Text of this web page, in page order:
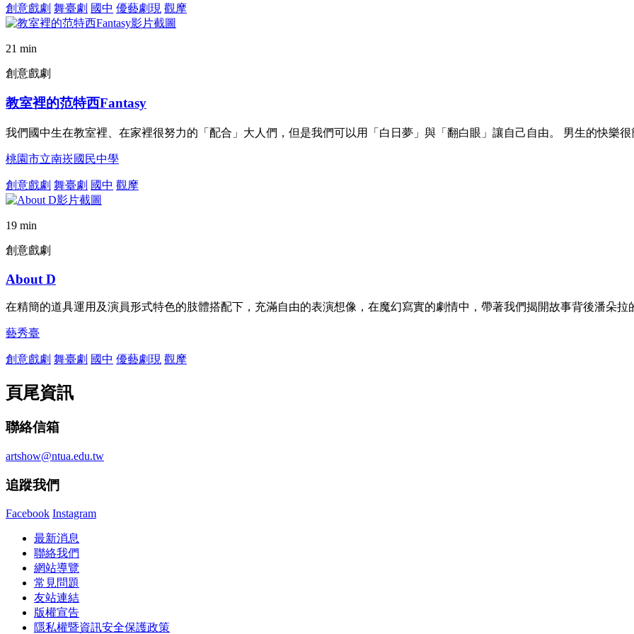
創意戲劇 舞臺劇 國中 優藝劇現 觀摩
21 min
創意戲劇
教室裡的范特西Fantasy
我們國中生在教室裡、在家裡很努力的「配合」大人們，但是我們可以用「白日夢」與「翻白眼」讓自己自由。 男生的快
桃園市立南崁國民中學
創意戲劇 舞臺劇 國中 觀摩
19 min
創意戲劇
About D
在精簡的道具運用及演員形式特色的肢體搭配下，充滿自由的表演想像，在魔幻寫實的劇情中，帶著我們揭開故事背後潘朵
藝秀臺
創意戲劇 舞臺劇 國中 優藝劇現 觀摩
頁尾資訊
聯絡信箱
artshow@ntua.edu.tw
追蹤我們
Facebook Instagram
最新消息
聯絡我們
網站導覽
常見問題
友站連結
版權宣告
隱私權暨資訊安全保護政策